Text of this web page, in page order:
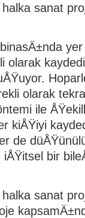
sanat
olarak
olarak
ile
kiÅŸiyi
de
bir
sanat